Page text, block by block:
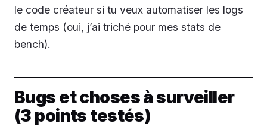
le code créateur si tu veux automatiser les logs
de temps (oui, j’ai triché pour mes stats de
bench).
Bugs et choses à surveiller
(3 points testés)